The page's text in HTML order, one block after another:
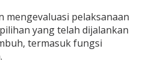
mengevaluasi pelaksanaan
yang telah dijalankan
termasuk fungsi